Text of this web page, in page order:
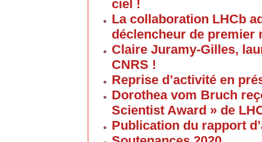
ciel !
La collaboration LHCb
déclencheur de premier
Claire Juramy-Gilles,
CNRS !
Reprise d’activité en
Dorothea vom Bruch
Scientist Award » de
Publication du rapport